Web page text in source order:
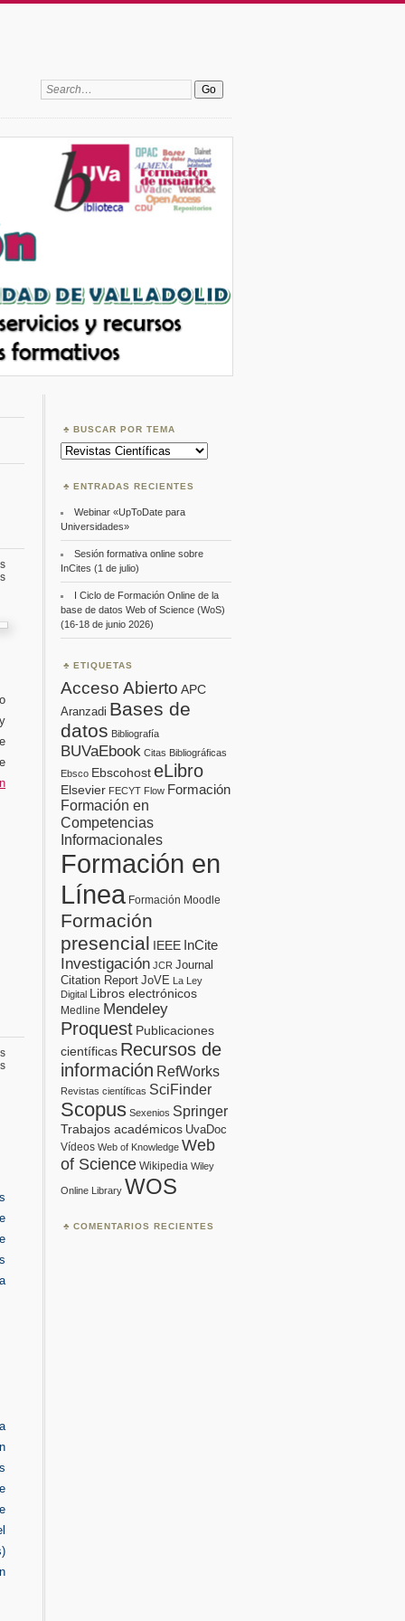
Search:
en
honestidad:
tutorial
en
BUSCAR POR TEMA
Buscar
por
ENTRADAS RECIENTES
Webinar «UpToDate para
Universidades»
Sesión formativa online sobre
InCites (1 de julio)
I Ciclo de Formación Online de la
base de datos Web of Science (WoS)
(16-18 de junio 2026)
ETIQUETAS
Acceso Abierto APC
Aranzadi Bases de
datos Bibliografía
BUVaEbook Citas Bibliográficas
Ebsco EbscohosteLibro
Elsevier FECYT Flow Formación
Formación en
Competencias
Informacionales
Formación en
Línea Formación Moodle
Formación
presencial IEEE InCite
Investigación JCR Journal
Citation Report JoVE La Ley
Digital Libros electrónicos
Medline Mendeley
Proquest Publicaciones
científicas Recursos de
información RefWorks
Revistas científicas SciFinder
Scopus Sexenios Springer
Trabajos académicos UvaDoc
Vídeos Web of Knowledge Web
of Science Wikipedia Wiley
Online Library WOS
COMENTARIOS RECIENTES